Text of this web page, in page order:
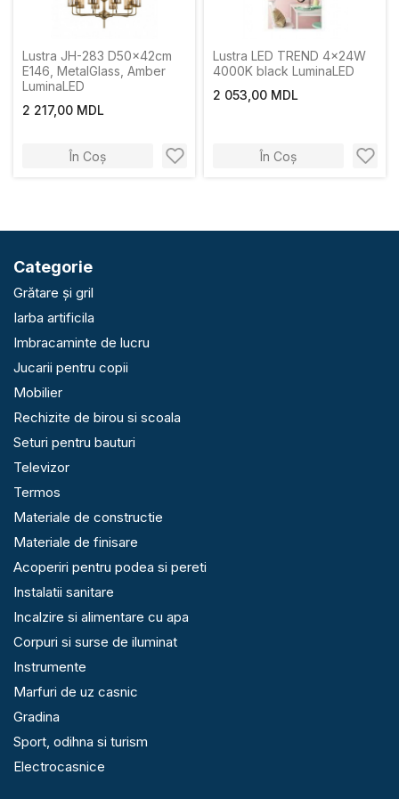
Lustra JH-283 D50x42cm
E146, MetalGlass, Amber
LuminaLED
2 217,00 MDL
În Coș
Lustra LED TREND 4x24W
4000K black LuminaLED
2 053,00 MDL
În Coș
Categorie
Grătare și gril
Iarba artificila
Imbracaminte de lucru
Jucarii pentru copii
Mobilier
Rechizite de birou si scoala
Seturi pentru bauturi
Televizor
Termos
Materiale de constructie
Materiale de finisare
Acoperiri pentru podea si pereti
Instalatii sanitare
Incalzire si alimentare cu apa
Corpuri si surse de iluminat
Instrumente
Marfuri de uz casnic
Gradina
Sport, odihna si turism
Electrocasnice